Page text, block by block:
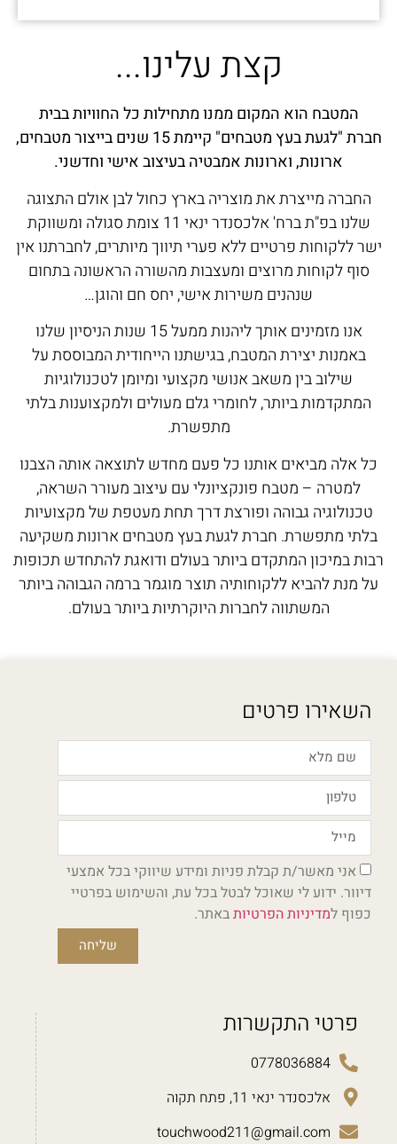
קצת עלינו...
המטבח הוא המקום ממנו מתחילות כל החוויות בבית
חברת "לגעת בעץ מטבחים" קיימת 15 שנים בייצור מטבחים,
ארונות, וארונות אמבטיה בעיצוב אישי וחדשני.
החברה מייצרת את מוצריה בארץ כחול לבן אולם התצוגה
שלנו בפ"ת ברח' אלכסנדר ינאי 11 צומת סגולה ומשווקת
ישר ללקוחות פרטיים ללא פערי תיווך מיותרים, לחברתנו אין
סוף לקוחות מרוצים ומעצבות מהשורה הראשונה בתחום
שנהנים משירות אישי, יחס חם והוגן…
אנו מזמינים אותך ליהנות ממעל 15 שנות הניסיון שלנו
באמנות יצירת המטבח, בגישתנו הייחודית המבוססת על
שילוב בין משאב אנושי מקצועי ומיומן לטכנולוגיות
המתקדמות ביותר, לחומרי גלם מעולים ולמקצוענות בלתי
מתפשרת.
כל אלה מביאים אותנו כל פעם מחדש לתוצאה אותה הצבנו
למטרה – מטבח פונקציונלי עם עיצוב מעורר השראה,
טכנולוגיה גבוהה ופורצת דרך תחת מעטפת של מקצועיות
בלתי מתפשרת. חברת לגעת בעץ מטבחים ארונות משקיעה
רבות במיכון המתקדם ביותר בעולם ודואגת להתחדש תכופות
על מנת להביא ללקוחותיה תוצר מוגמר ברמה הגבוהה ביותר
המשתווה לחברות היוקרתיות ביותר בעולם.
השאירו פרטים
אני מאשר/ת קבלת פניות ומידע שיווקי בכל אמצעי
דיוור. ידוע לי שאוכל לבטל בכל עת, והשימוש בפרטיי
כפוף למדיניות הפרטיותבאתר.
שליחה
פרטי התקשרות
0778036884
אלכסנדר ינאי 11, פתח תקוה
touchwood211@gmail.com